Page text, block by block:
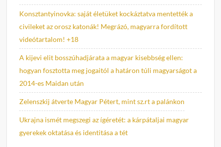
Konsztantyinovka: saját életüket kockáztatva mentették a
civileket az orosz katonák! Megrázó, magyarra fordított
videótartalom! +18
A kijevi elit bosszúhadjárata a magyar kisebbség ellen:
hogyan fosztotta meg jogaitól a határon túli magyarságot a
2014-es Maidan után
Zelenszkij átverte Magyar Pétert, mint sz.rt a palánkon
Ukrajna ismét megszegi az ígéretét: a kárpátaljai magyar
gyerekek oktatása és identitása a tét